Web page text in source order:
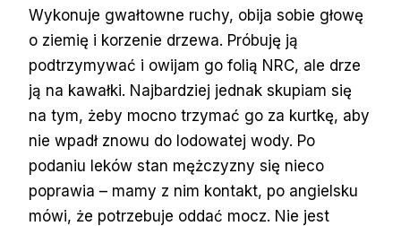
Wykonuje gwałtowne ruchy, obija sobie głowę
o ziemię i korzenie drzewa. Próbuję ją
podtrzymywać i owijam go folią NRC, ale drze
ją na kawałki. Najbardziej jednak skupiam się
na tym, żeby mocno trzymać go za kurtkę, aby
nie wpadł znowu do lodowatej wody. Po
podaniu leków stan mężczyzny się nieco
poprawia – mamy z nim kontakt, po angielsku
mówi, że potrzebuje oddać mocz. Nie jest